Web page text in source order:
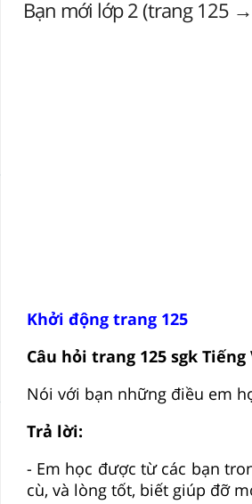
Bạn mới lớp 2 (trang 125
Khởi động trang 125
Câu hỏi trang 125 sgk
Nói với bạn những điều em
Trả lời:
- Em học được từ các bạn
cù, và lòng tốt, biết giúp đỡ